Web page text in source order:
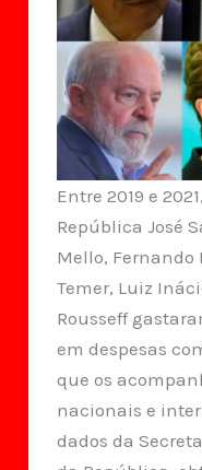
Entre 2019 e
República José
Mello, Fernando
Temer, Luiz
Rousseff
em despesas
que os
nacionais e
dados da